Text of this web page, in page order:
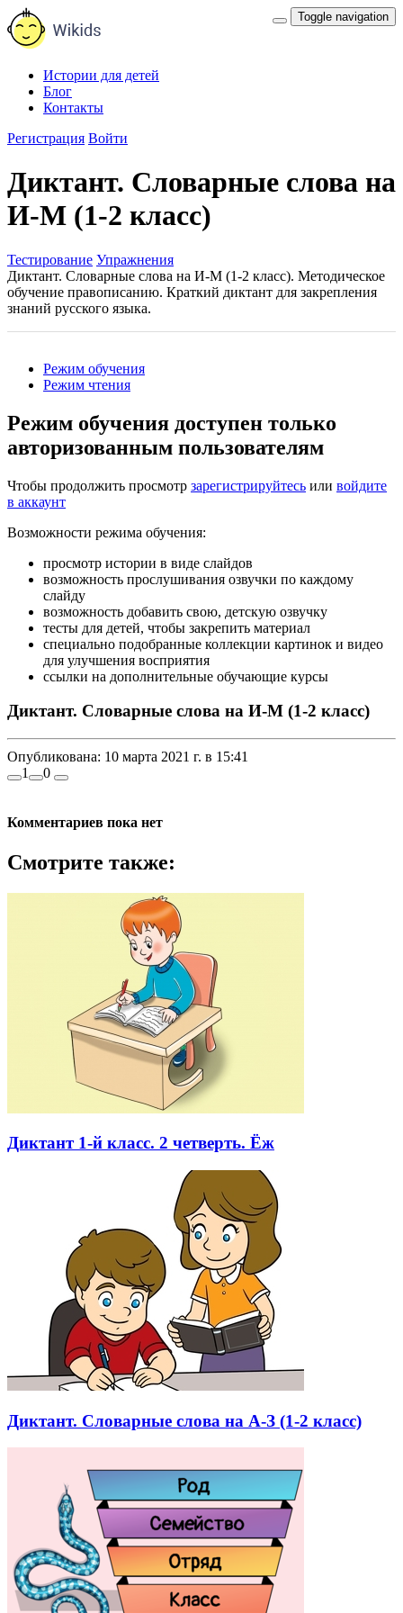
Toggle navigation
Истории для детей
Блог
Контакты
Регистрация Войти
Диктант. Словарные слова на
И-М (1-2 класс)
Тестирование Упражнения
Диктант. Словарные слова на И-М (1-2 класс). Методическое
обучение правописанию. Краткий диктант для закрепления
знаний русского языка.
Режим обучения
Режим чтения
Режим обучения доступен только
авторизованным пользователям
Чтобы продолжить просмотр зарегистрируйтесь или войдите
в аккаунт
Возможности режима обучения:
просмотр истории в виде слайдов
возможность прослушивания озвучки по каждому
слайду
возможность добавить свою, детскую озвучку
тесты для детей, чтобы закрепить материал
специально подобранные коллекции картинок и видео
для улучшения восприятия
ссылки на дополнительные обучающие курсы
Диктант. Словарные слова на И-М (1-2 класс)
Опубликована: 10 марта 2021 г. в 15:41
1
0
Комментариев пока нет
Смотрите также:
Диктант 1-й класс. 2 четверть. Ёж
Диктант. Словарные слова на А-З (1-2 класс)